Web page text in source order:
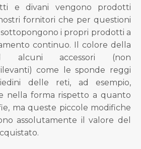
e divani vengono prodotti
fornitori che per questioni
i propri prodotti a
continuo. Il colore della
alcuni accessori (non
come le sponde reggi
delle reti, ad esempio,
nella forma rispetto a quanto
ma queste piccole modifiche
assolutamente il valore del